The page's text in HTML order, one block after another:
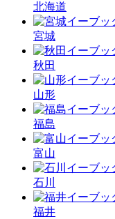
北海道
宮城
秋田
山形
福島
富山
石川
福井